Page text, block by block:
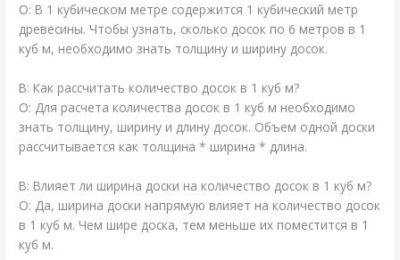
О: В 1 кубическом метре содержится 1 кубический метр
древесины. Чтобы узнать, сколько досок по 6 метров в 1
куб м, необходимо знать толщину и ширину досок.
В: Как рассчитать количество досок в 1 куб м?
О: Для расчета количества досок в 1 куб м необходимо
знать толщину, ширину и длину досок. Объем одной доски
рассчитывается как толщина * ширина * длина.
В: Влияет ли ширина доски на количество досок в 1 куб м?
О: Да, ширина доски напрямую влияет на количество досок
в 1 куб м. Чем шире доска, тем меньше их поместится в 1
куб м.